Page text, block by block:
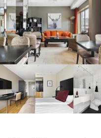
Malmö
Hela Norge
Oslo
Bergen
Hela Danmark